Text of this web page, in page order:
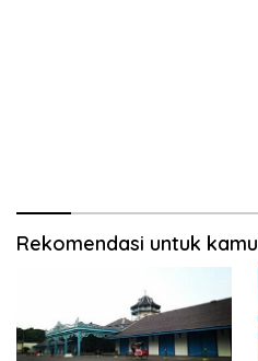
Rekomendasi untuk kamu